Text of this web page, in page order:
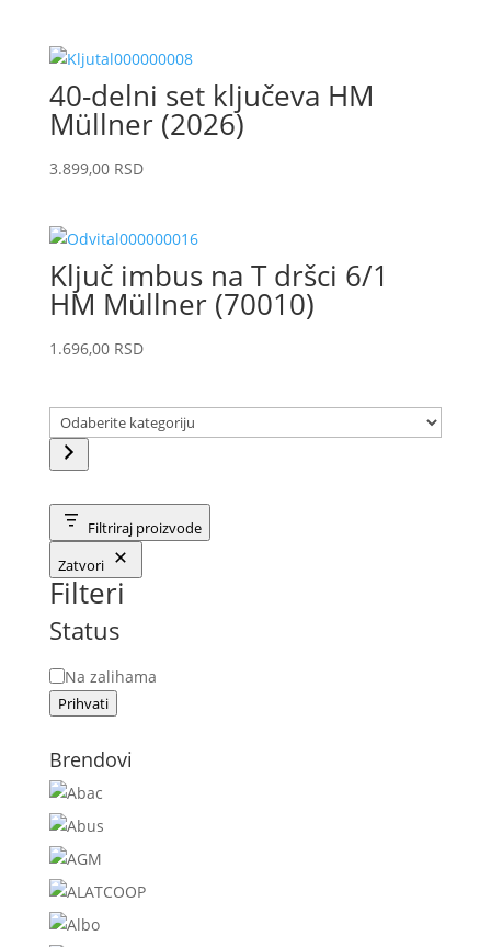
40-delni set ključeva HM
Müllner (2026)
3.899,00 RSD
Ključ imbus na T dršci 6/1
HM Müllner (70010)
1.696,00 RSD
Odaberite
kategoriju
Filtriraj proizvode
Zatvori
Filteri
Status
Status
Na zalihama
Prihvati
Brendovi